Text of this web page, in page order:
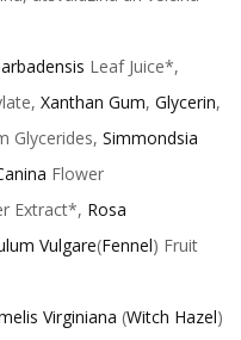
Leaf Juice*,
Xanthan Gum, Glycerin,
Glycerides, Simmondsia
Flower
Extract*, Rosa
Vulgare(Fennel) Fruit
Virginiana (Witch Hazel)